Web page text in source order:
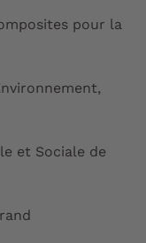
pour la
et Sociale de